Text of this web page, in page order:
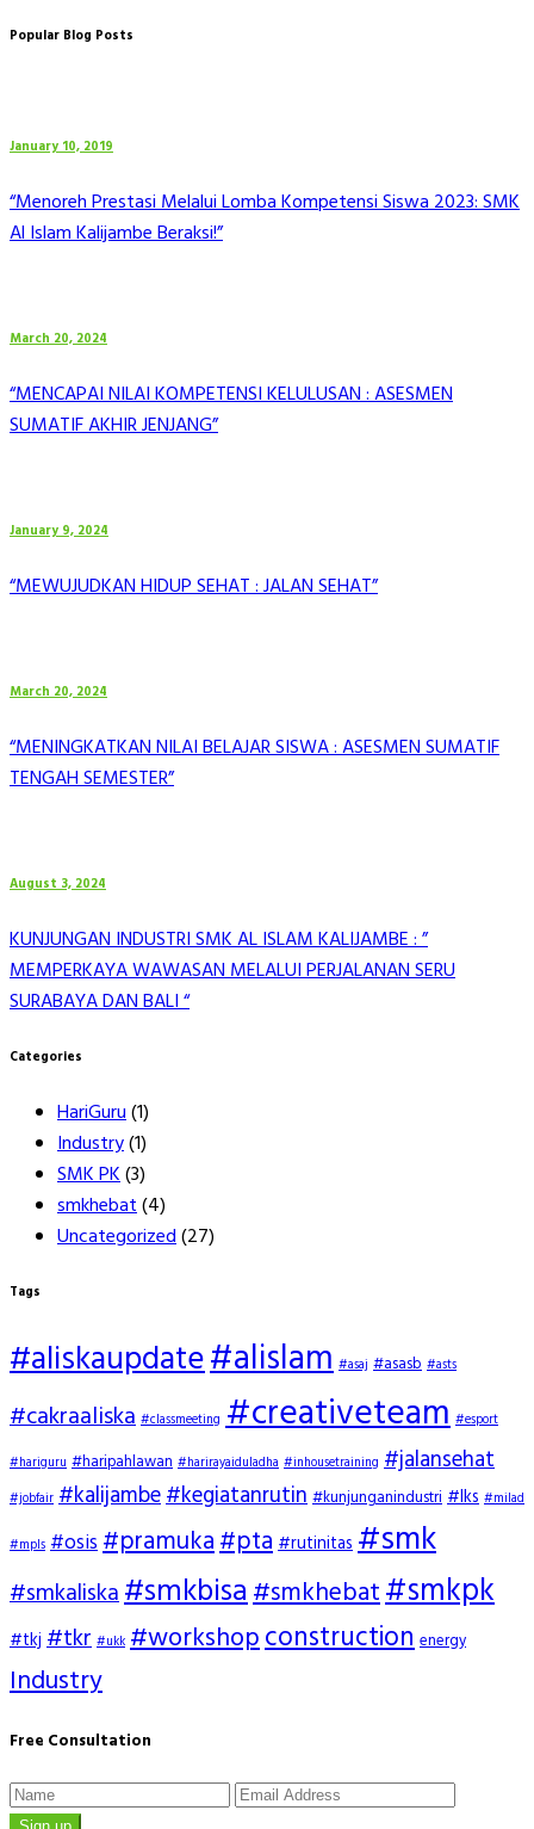
Popular Blog Posts
January 10, 2019
“Menoreh Prestasi Melalui Lomba Kompetensi Siswa 2023: SMK
Al Islam Kalijambe Beraksi!”
March 20, 2024
“MENCAPAI NILAI KOMPETENSI KELULUSAN : ASESMEN
SUMATIF AKHIR JENJANG”
January 9, 2024
“MEWUJUDKAN HIDUP SEHAT : JALAN SEHAT”
March 20, 2024
“MENINGKATKAN NILAI BELAJAR SISWA : ASESMEN SUMATIF
TENGAH SEMESTER”
August 3, 2024
KUNJUNGAN INDUSTRI SMK AL ISLAM KALIJAMBE : ”
MEMPERKAYA WAWASAN MELALUI PERJALANAN SERU
SURABAYA DAN BALI “
Categories
HariGuru(1)
Industry(1)
SMK PK(3)
smkhebat(4)
Uncategorized(27)
Tags
#aliskaupdate#alislam #asaj #asasb #asts
#cakraaliska #classmeeting #creativeteam #esport
#hariguru #haripahlawan #harirayaiduladha #inhousetraining #jalansehat
#jobfair #kalijambe#kegiatanrutin#kunjunganindustri#lks #milad
#mpls #osis#pramuka#pta#rutinitas#smk
#smkaliska#smkbisa#smkhebat#smkpk
#tkj #tkr #ukk #workshopconstructionenergy
Industry
Free Consultation